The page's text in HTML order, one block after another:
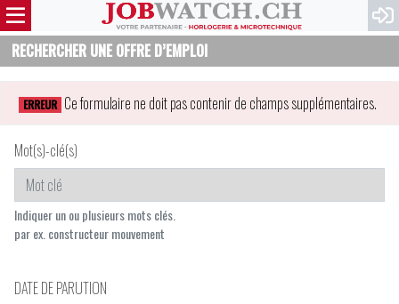
RECHERCHER UNE OFFRE D’EMPLOI
ERREUR Ce formulaire ne doit pas contenir de champs supplémentaires.
Mot(s)-clé(s)
Indiquer un ou plusieurs mots clés.
par ex. constructeur mouvement
DATE DE PARUTION